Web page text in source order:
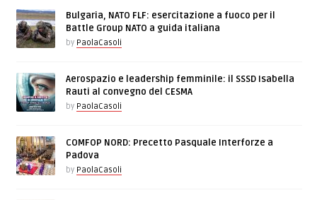
Bulgaria, NATO FLF: esercitazione a fuoco per il
Battle Group NATO a guida italiana
by PaolaCasoli
Aerospazio e leadership femminile: il SSSD Isabella
Rauti al convegno del CESMA
by PaolaCasoli
COMFOP NORD: Precetto Pasquale Interforze a
Padova
by PaolaCasoli